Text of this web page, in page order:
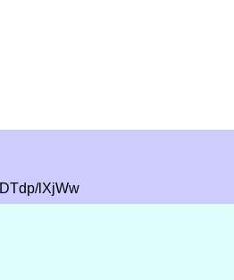
lXjWw